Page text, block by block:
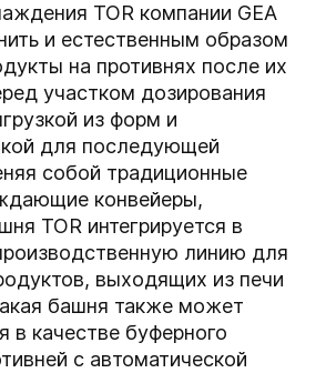
TOR компании GEA
и естественным образом
на противнях после их
участком дозирования
из форм и
для последующей
собой традиционные
конвейеры,
TOR интегрируется в
линию для
выходящих из печи
башня также может
в качестве буферного
с автоматической